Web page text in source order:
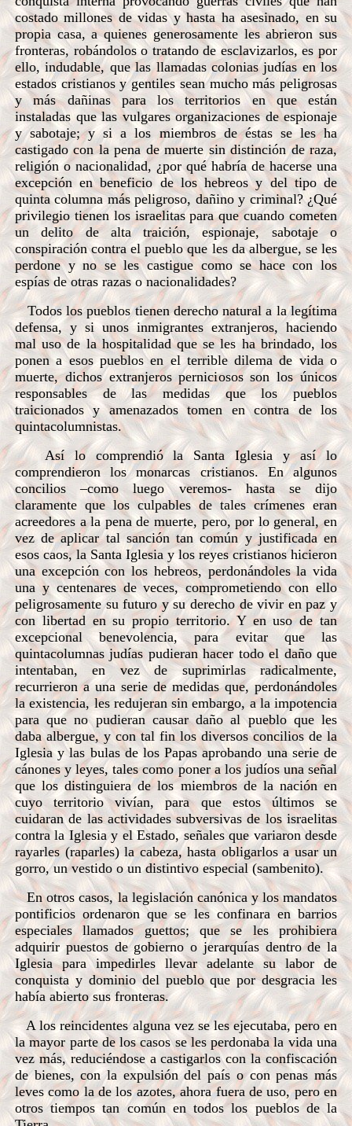
costado millones de vidas y hasta ha asesinado, en su
propia casa, a quienes generosamente les abrieron sus
fronteras, robándolos o tratando de esclavizarlos, es por
ello, indudable, que las llamadas colonias judías en los
estados cristianos y gentiles sean mucho más peligrosas
y más dañinas para los territorios en que están
instaladas que las vulgares organizaciones de espionaje
y sabotaje; y si a los miembros de éstas se les ha
castigado con la pena de muerte sin distinción de raza,
religión o nacionalidad, ¿por qué habría de hacerse una
excepción en beneficio de los hebreos y del tipo de
quinta columna más peligroso, dañino y criminal? ¿Qué
privilegio tienen los israelitas para que cuando cometen
un delito de alta traición, espionaje, sabotaje o
conspiración contra el pueblo que les da albergue, se les
perdone y no se les castigue como se hace con los
espías de otras razas o nacionalidades?
Todos los pueblos tienen derecho natural a la legítima
defensa, y si unos inmigrantes extranjeros, haciendo
mal uso de la hospitalidad que se les ha brindado, los
ponen a esos pueblos en el terrible dilema de vida o
muerte, dichos extranjeros perniciosos son los únicos
responsables de las medidas que los pueblos
traicionados y amenazados tomen en contra de los
quintacolumnistas.
Así lo comprendió la Santa Iglesia y así lo
comprendieron los monarcas cristianos. En algunos
concilios –como luego veremos- hasta se dijo
claramente que los culpables de tales crímenes eran
acreedores a la pena de muerte, pero, por lo general, en
vez de aplicar tal sanción tan común y justificada en
esos caos, la Santa Iglesia y los reyes cristianos hicieron
una excepción con los hebreos, perdonándoles la vida
una y centenares de veces, comprometiendo con ello
peligrosamente su futuro y su derecho de vivir en paz y
con libertad en su propio territorio. Y en uso de tan
excepcional benevolencia, para evitar que las
quintacolumnas judías pudieran hacer todo el daño que
intentaban, en vez de suprimirlas radicalmente,
recurrieron a una serie de medidas que, perdonándoles
la existencia, les redujeran sin embargo, a la impotencia
para que no pudieran causar daño al pueblo que les
daba albergue, y con tal fin los diversos concilios de la
Iglesia y las bulas de los Papas aprobando una serie de
cánones y leyes, tales como poner a los judíos una señal
que los distinguiera de los miembros de la nación en
cuyo territorio vivían, para que estos últimos se
cuidaran de las actividades subversivas de los israelitas
contra la Iglesia y el Estado, señales que variaron desde
rayarles (raparles) la cabeza, hasta obligarlos a usar un
gorro, un vestido o un distintivo especial (sambenito).
En otros casos, la legislación canónica y los mandatos
pontificios ordenaron que se les confinara en barrios
especiales llamados guettos; que se les prohibiera
adquirir puestos de gobierno o jerarquías dentro de la
Iglesia para impedirles llevar adelante su labor de
conquista y dominio del pueblo que por desgracia les
había abierto sus fronteras.
A los reincidentes alguna vez se les ejecutaba, pero en
la mayor parte de los casos se les perdonaba la vida una
vez más, reduciéndose a castigarlos con la confiscación
de bienes, con la expulsión del país o con penas más
leves como la de los azotes, ahora fuera de uso, pero en
otros tiempos tan común en todos los pueblos de la